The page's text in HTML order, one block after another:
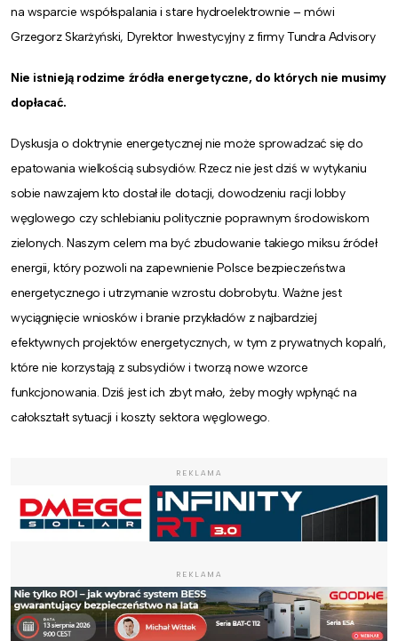
na wsparcie współspalania i stare hydroelektrownie – mówi
Grzegorz Skarżyński, Dyrektor Inwestycyjny z firmy Tundra Advisory
Nie istnieją rodzime źródła energetyczne, do których nie musimy
dopłacać.
Dyskusja o doktrynie energetycznej nie może sprowadzać się do
epatowania wielkością subsydiów. Rzecz nie jest dziś w wytykaniu
sobie nawzajem kto dostał ile dotacji, dowodzeniu racji lobby
węglowego czy schlebianiu politycznie poprawnym środowiskom
zielonych. Naszym celem ma być zbudowanie takiego miksu źródeł
energii, który pozwoli na zapewnienie Polsce bezpieczeństwa
energetycznego i utrzymanie wzrostu dobrobytu. Ważne jest
wyciągnięcie wniosków i branie przykładów z najbardziej
efektywnych projektów energetycznych, w tym z prywatnych kopalń,
które nie korzystają z subsydiów i tworzą nowe wzorce
funkcjonowania. Dziś jest ich zbyt mało, żeby mogły wpłynąć na
całokształt sytuacji i koszty sektora węglowego.
REKLAMA
REKLAMA